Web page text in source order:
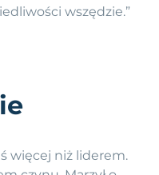
wszędzie.”
więcej niż liderem.